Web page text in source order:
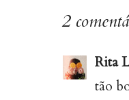
2
Rita
tão